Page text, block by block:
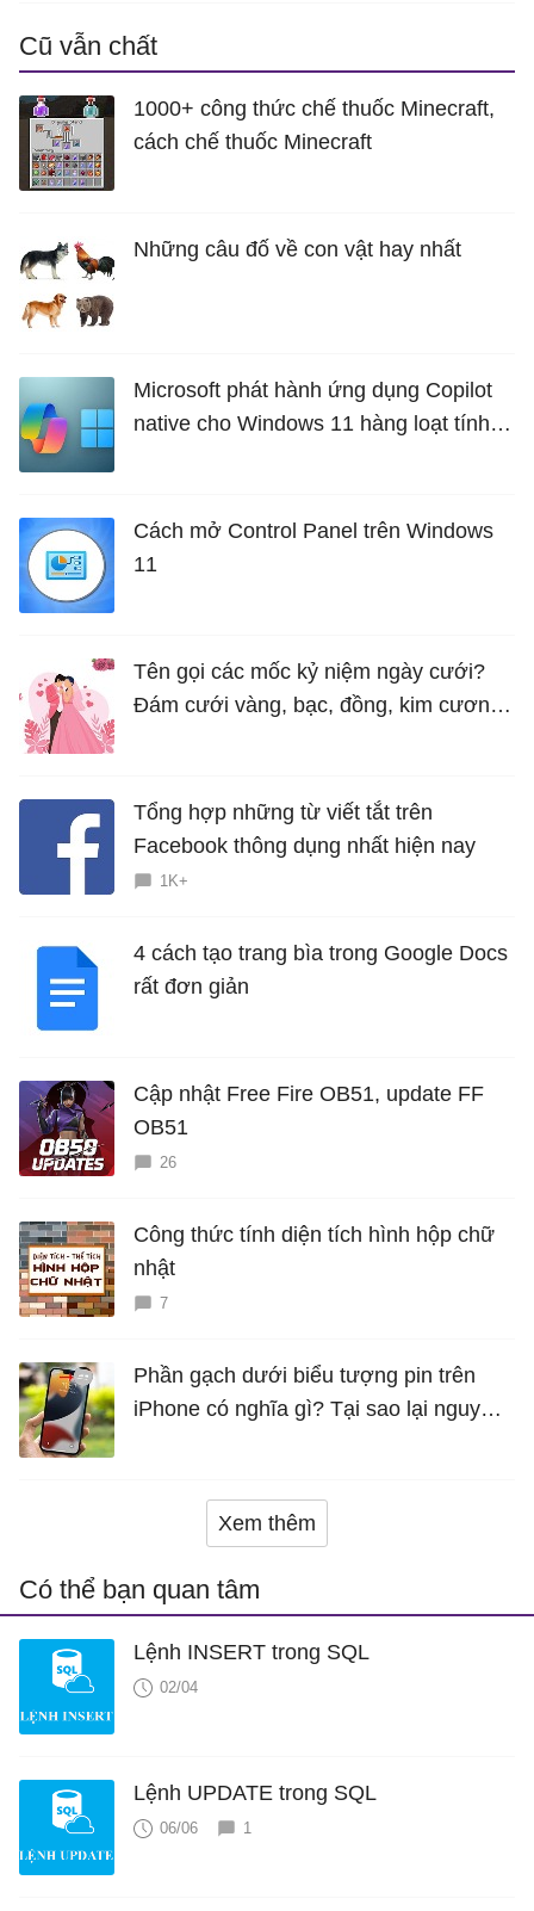
Cũ vẫn chất
1000+ công thức chế thuốc Minecraft,
cách chế thuốc Minecraft
Những câu đố về con vật hay nhất
Microsoft phát hành ứng dụng Copilot
native cho Windows 11 hàng loạt tính
Cách mở Control Panel trên Windows
11
Tên gọi các mốc kỷ niệm ngày cưới?
Đám cưới vàng, bạc, đồng, kim cương
Tổng hợp những từ viết tắt trên
Facebook thông dụng nhất hiện nay
1K+
4 cách tạo trang bìa trong Google Docs
rất đơn giản
Cập nhật Free Fire OB51, update FF
OB51
26
Công thức tính diện tích hình hộp chữ
nhật
7
Phần gạch dưới biểu tượng pin trên
iPhone có nghĩa gì? Tại sao lại nguy
Xem thêm
Có thể bạn quan tâm
Lệnh INSERT trong SQL
02/04
Lệnh UPDATE trong SQL
06/06 1